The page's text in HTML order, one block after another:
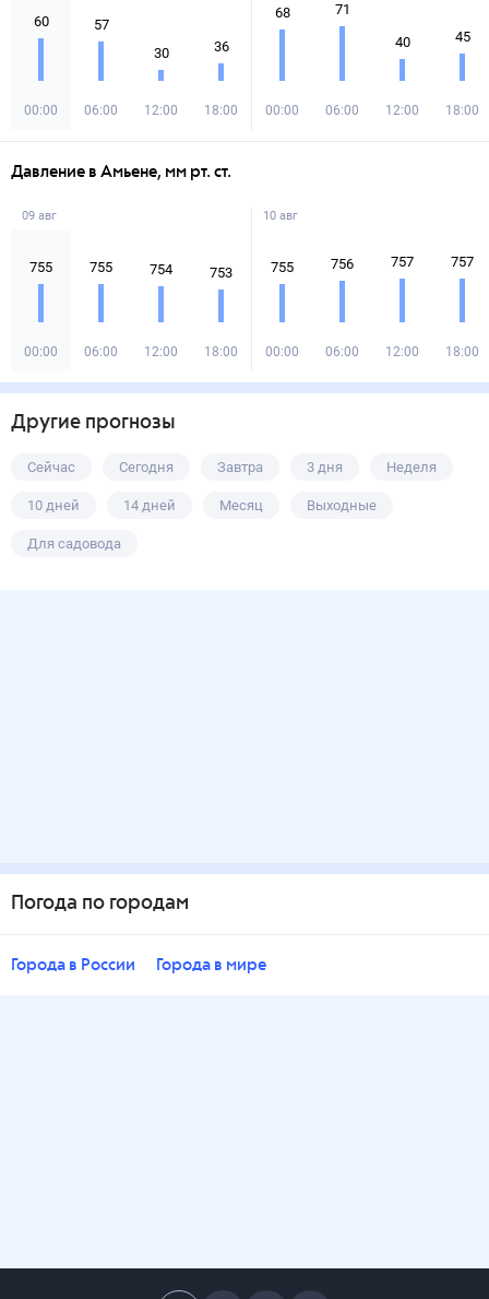
60
00:00
57
06:00
30
12:00
36
18:00
68
00:00
71
06:00
40
12:00
45
18:00
Давление в Амьене, мм рт. ст.
09 авг
755
00:00
755
06:00
754
12:00
753
18:00
10 авг
755
00:00
756
06:00
757
12:00
757
18:00
Другие прогнозы
Сейчас Сегодня Завтра 3 дня Неделя
10 дней 14 дней Месяц Выходные
Для садовода
Погода по городам
Города в России Города в мире